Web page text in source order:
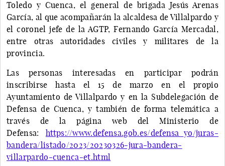
Toledo y Cuenca, el general de brigada Jesús Arenas
García, al que acompañarán la alcaldesa de Villalpardo y
el coronel jefe de la AGTP, Fernando García Mercadal,
entre otras autoridades civiles y militares de la
provincia.
Las personas interesadas en participar podrán
inscribirse hasta el 15 de marzo en el propio
Ayuntamiento de Villalpardo y en la Subdelegación de
Defensa de Cuenca, y también de forma telemática a
través de la página web del Ministerio de
Defensa: https://www.defensa.gob.es/defensa_yo/juras-
bandera/listado/2023/20230326-jura-bandera-
villarpardo-cuenca-et.html